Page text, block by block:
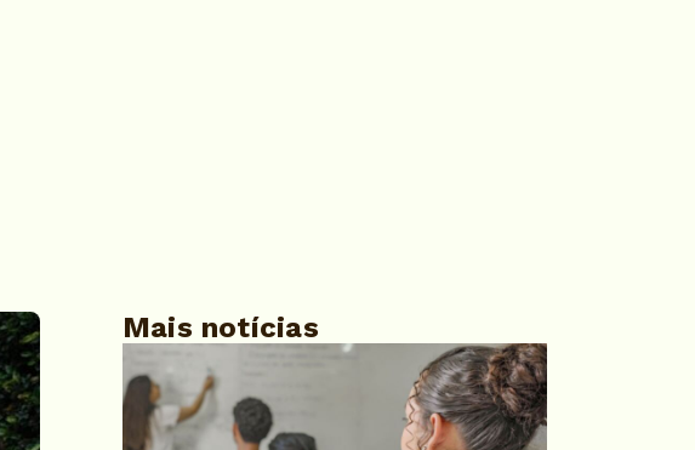
Mais notícias